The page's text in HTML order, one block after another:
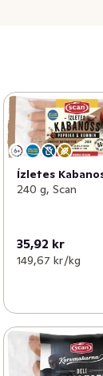
kött från våra
ägg-, soja-,
Ízletes
240 g, Scan
35,92 kr
149,67 kr /kg